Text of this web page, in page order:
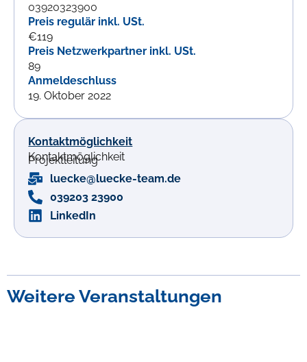
03920323900
Preis regulär inkl. USt.
€119
Preis Netzwerkpartner inkl. USt.
89
Anmeldeschluss
19. Oktober 2022
Kontaktmöglichkeit
Kontaktmöglichkeit
Projektleitung
luecke@luecke-team.de
039203 23900
LinkedIn
Weitere Veranstaltungen